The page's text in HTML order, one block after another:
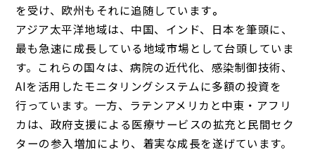
を受け、欧州もそれに追随しています。
アジア太平洋地域は、中国、インド、日本を筆頭に、
最も急速に成長している地域市場として台頭していま
す。これらの国々は、病院の近代化、感染制御技術、
AIを活用したモニタリングシステムに多額の投資を
行っています。一方、ラテンアメリカと中東・アフリ
カは、政府支援による医療サービスの拡充と民間セク
ターの参入増加により、着実な成長を遂げています。